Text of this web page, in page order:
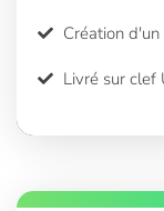
Création
Livré sur clef